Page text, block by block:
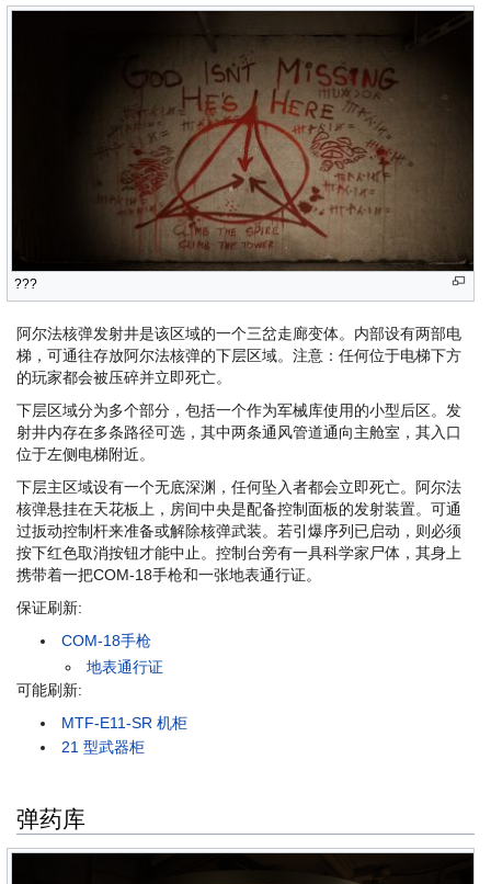
???
阿尔法核弹发射井是该区域的一个三岔走廊变体。内部设有两部电
梯，可通往存放阿尔法核弹的下层区域。注意：任何位于电梯下方
的玩家都会被压碎并立即死亡。
下层区域分为多个部分，包括一个作为军械库使用的小型后区。发
射井内存在多条路径可选，其中两条通风管道通向主舱室，其入口
位于左侧电梯附近。
下层主区域设有一个无底深渊，任何坠入者都会立即死亡。阿尔法
核弹悬挂在天花板上，房间中央是配备控制面板的发射装置。可通
过扳动控制杆来准备或解除核弹武装。若引爆序列已启动，则必须
按下红色取消按钮才能中止。控制台旁有一具科学家尸体，其身上
携带着一把COM-18手枪和一张地表通行证。
保证刷新:
COM-18手枪
地表通行证
可能刷新:
MTF-E11-SR 机柜
21 型武器柜
弹药库